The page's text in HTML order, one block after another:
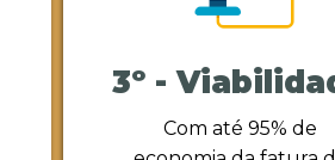
3º -
Com até 95% de